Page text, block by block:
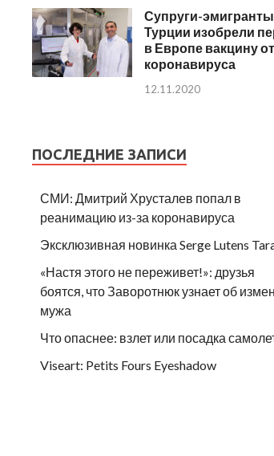
Супруги-
Турции изобрели
в Европе вакцину от
коронавируса
12.11.2020
ПОСЛЕДНИЕ ЗАПИСИ
СМИ: Дмитрий Хрусталев попал в
реанимацию из-за коронавируса
Эксклюзивная новинка Serge Lutens
«Настя этого не переживет!»: друзья
боятся, что Заворотнюк узнает об
мужа
Что опаснее: взлет или посадка
Viseart: Petits Fours Eyeshadow